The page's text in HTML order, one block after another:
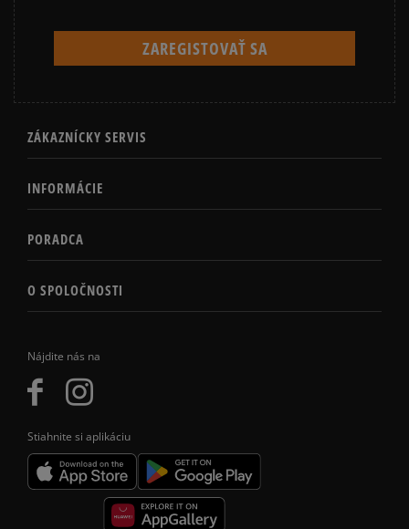
Nájdite nás na
Stiahnite si aplikáciu
ZÁKAZNÍCKY SERVIS
INFORMÁCIE
PORADCA
O SPOLOČNOSTI